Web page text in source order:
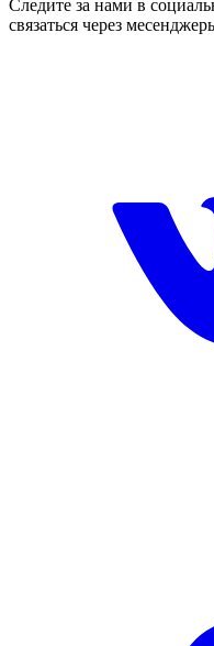
Следите за нами в
связаться через